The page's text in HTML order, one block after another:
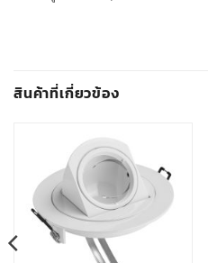
สินค้าที่เกี่ยวข้อง